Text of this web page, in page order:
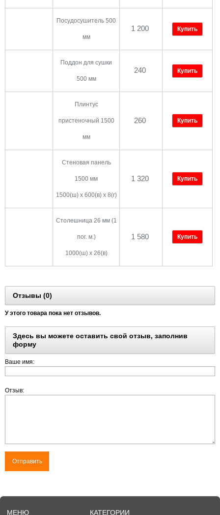
Посудосушитель 500
мм
1 200 Купить
Поддон для сушки
500 мм
240 Купить
Плинтус
пристеночный 1500
мм
260 Купить
Стеновая панель
1500 мм
1500(ш) х 600(в) х 8(г)
1 320 Купить
Столешница 26 мм (1
пог. м.)
1000(ш) х 26(в)
1 580 Купить
Отзывы (0)
У этого товара пока нет отзывов.
Здесь вы можете оставить свой отзыв, заполнив
форму
Ваше имя:
Отзыв:
МЕНЮ КАТЕГОРИИ